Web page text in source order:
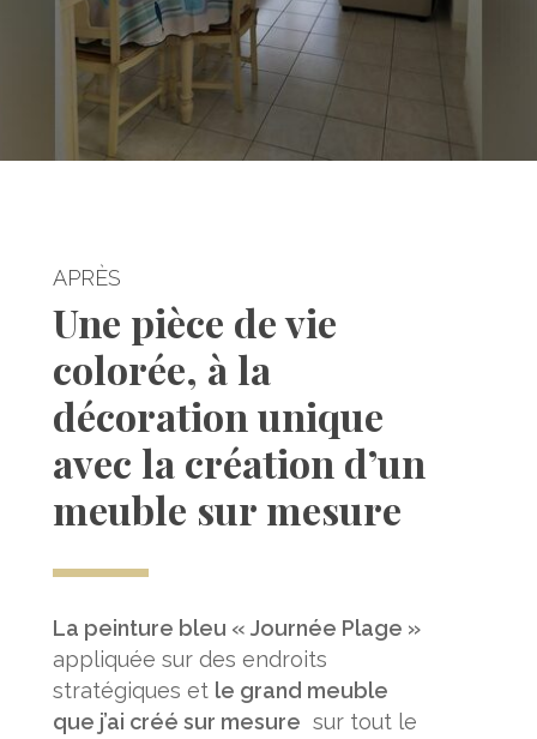
APRÈS
Une pièce de vie
colorée, à la
décoration unique
avec la création d’un
meuble sur mesure
La peinture bleu « Journée Plage »
appliquée sur des endroits
stratégiques et le grand meuble
que j’ai créé sur mesure sur tout le